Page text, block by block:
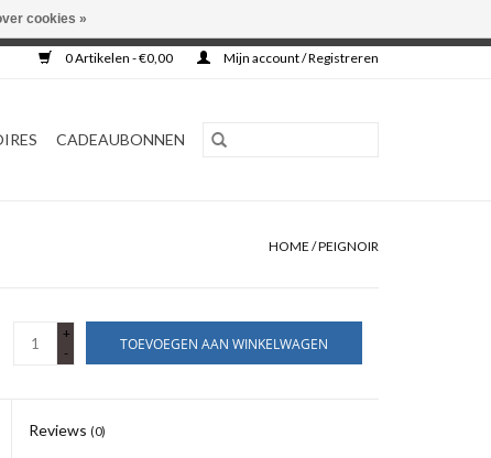
0 Artikelen - €0,00 Mijn account / Registreren
CADEAUBONNEN
HOME /PEIGNOIR
+
-
TOEVOEGEN AAN WINKELWAGEN
Reviews (0)
cookies »